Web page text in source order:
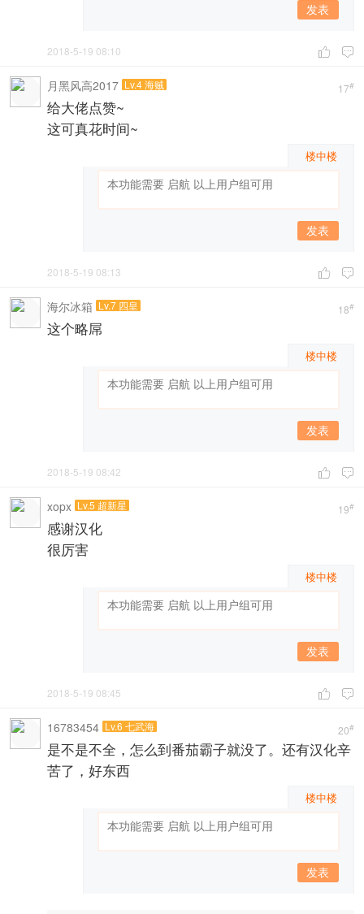
发表
 
2018-5-19 08:10
17#
月黑风高2017 Lv.4 海贼
给大佬点赞~
这可真花时间~
楼中楼
发表
 
2018-5-19 08:13
18#
海尔冰箱 Lv.7 四皇
这个略屌
楼中楼
发表
 
2018-5-19 08:42
19#
xopx Lv.5 超新星
感谢汉化
很厉害
楼中楼
发表
 
2018-5-19 08:45
20#
16783454 Lv.6 七武海
是不是不全，怎么到番茄霸子就没了。还有汉化辛
苦了，好东西
楼中楼
发表